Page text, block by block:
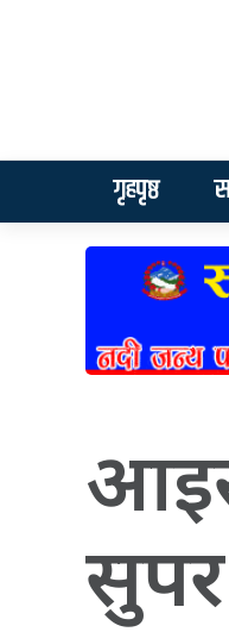
गृहपृष्ठ